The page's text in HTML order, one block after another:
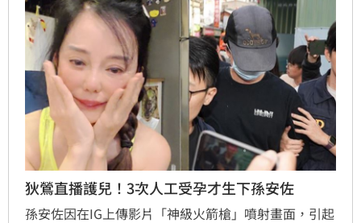
底，你就很難真正理解：什麼叫現實、壓力還有後
果。」
狄鶯直播護兒！3次人工受孕才生下孫安佐
孫安佐因在IG上傳影片「神級火箭槍」噴射畫面，引起